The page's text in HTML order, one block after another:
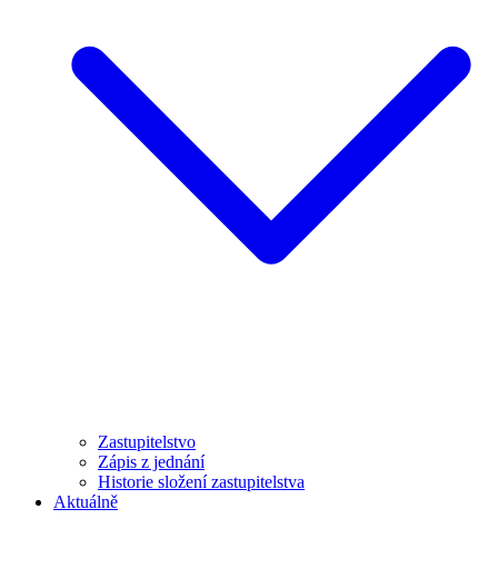
Zastupitelstvo
Zápis z jednání
Historie složení zastupitelstva
Aktuálně